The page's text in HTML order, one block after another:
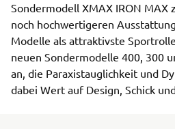
Sondermodell XMAX IRON MAX
noch hochwertigeren
Modelle als attraktivste
neuen Sondermodelle 400, 300
an, die Paraxistauglichkeit und
dabei Wert auf Design, Schick